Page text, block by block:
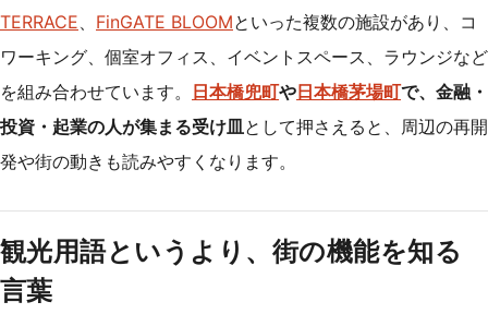
TERRACE、 FinGATE BLOOMといった複数の施設があり、コ
ワーキング、個室オフィス、イベントスペース、ラウンジなど
を組み合わせています。
日本橋兜町や日本橋茅場町で、金融・
投資・起業の人が集まる受け皿として押さえると、周辺の再開
発や街の動きも読みやすくなります。
観光用語というより、街の機能を知る
言葉